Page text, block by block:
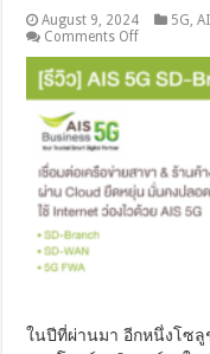
พัฒนา
สำหรับ
โรงงาน
EEC
August 9, 2024 5G ,
Comments Offon
[รีวิว]
AIS
5G
WAN:
เชื่อม
ต่อ
ร้าน
ในปีที่ผ่านมา อีกหนึ่งโซลู